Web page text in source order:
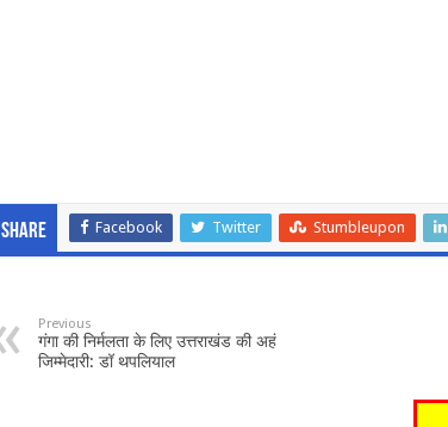
Share Facebook Twitter Stumbleupon
Previous
गंगा की निर्मलता के लिए उत्तराखंड की अहं
जिम्मेदारी: डॉ थपलियाल